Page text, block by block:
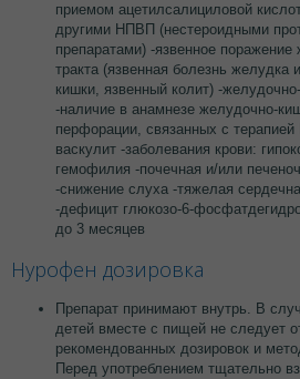
приемом ацетилсалициловой
другими НПВП (нестероидными
препаратами) -язвенное
тракта (язвенная болезнь желудка
кишки, язвенный колит) -
-наличие в анамнезе желудочно-
перфорации, связанных с
васкулит -заболевания крови:
гемофилия -почечная и/или
-снижение слуха -тяжелая
-дефицит глюкозо-6-
до 3 месяцев
Нурофен дозировка
Препарат принимают внутрь. В
детей вместе с пищей не следует
рекомендованных дозировок и
Перед употреблением тщательно